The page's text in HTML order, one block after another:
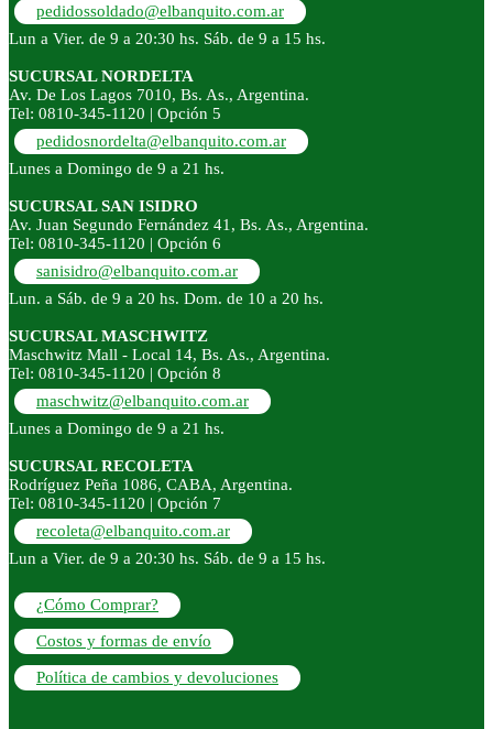
pedidossoldado@elbanquito.com.ar
Lun a Vier. de 9 a 20:30 hs. Sáb. de 9 a 15 hs.
SUCURSAL NORDELTA
Av. De Los Lagos 7010, Bs. As., Argentina.
Tel: 0810-345-1120 | Opción 5
pedidosnordelta@elbanquito.com.ar
Lunes a Domingo de 9 a 21 hs.
SUCURSAL SAN ISIDRO
Av. Juan Segundo Fernández 41, Bs. As., Argentina.
Tel: 0810-345-1120 | Opción 6
sanisidro@elbanquito.com.ar
Lun. a Sáb. de 9 a 20 hs. Dom. de 10 a 20 hs.
SUCURSAL MASCHWITZ
Maschwitz Mall - Local 14, Bs. As., Argentina.
Tel: 0810-345-1120 | Opción 8
maschwitz@elbanquito.com.ar
Lunes a Domingo de 9 a 21 hs.
SUCURSAL RECOLETA
Rodríguez Peña 1086, CABA, Argentina.
Tel: 0810-345-1120 | Opción 7
recoleta@elbanquito.com.ar
Lun a Vier. de 9 a 20:30 hs. Sáb. de 9 a 15 hs.
¿Cómo Comprar?
Costos y formas de envío
Política de cambios y devoluciones